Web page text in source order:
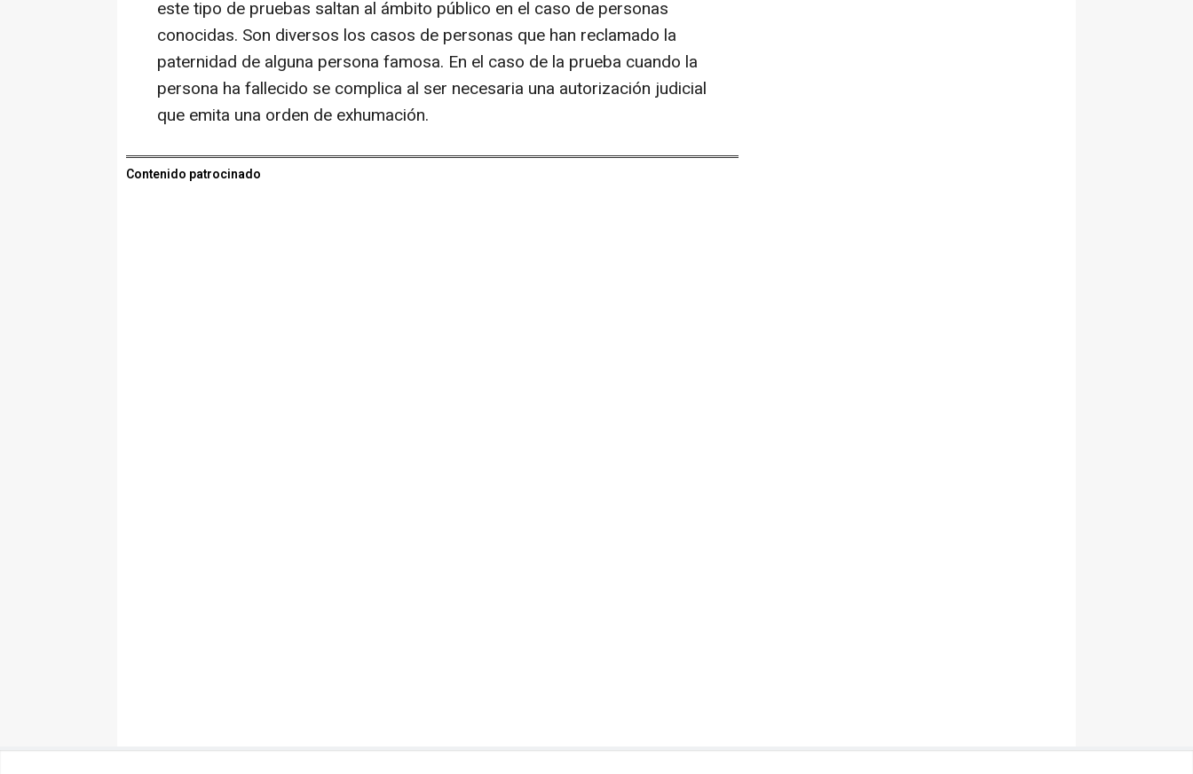
este tipo de pruebas saltan al ámbito público en el caso de personas
conocidas. Son diversos los casos de personas que han reclamado la
paternidad de alguna persona famosa. En el caso de la prueba cuando la
persona ha fallecido se complica al ser necesaria una autorización judicial
que emita una orden de exhumación.
Contenido patrocinado